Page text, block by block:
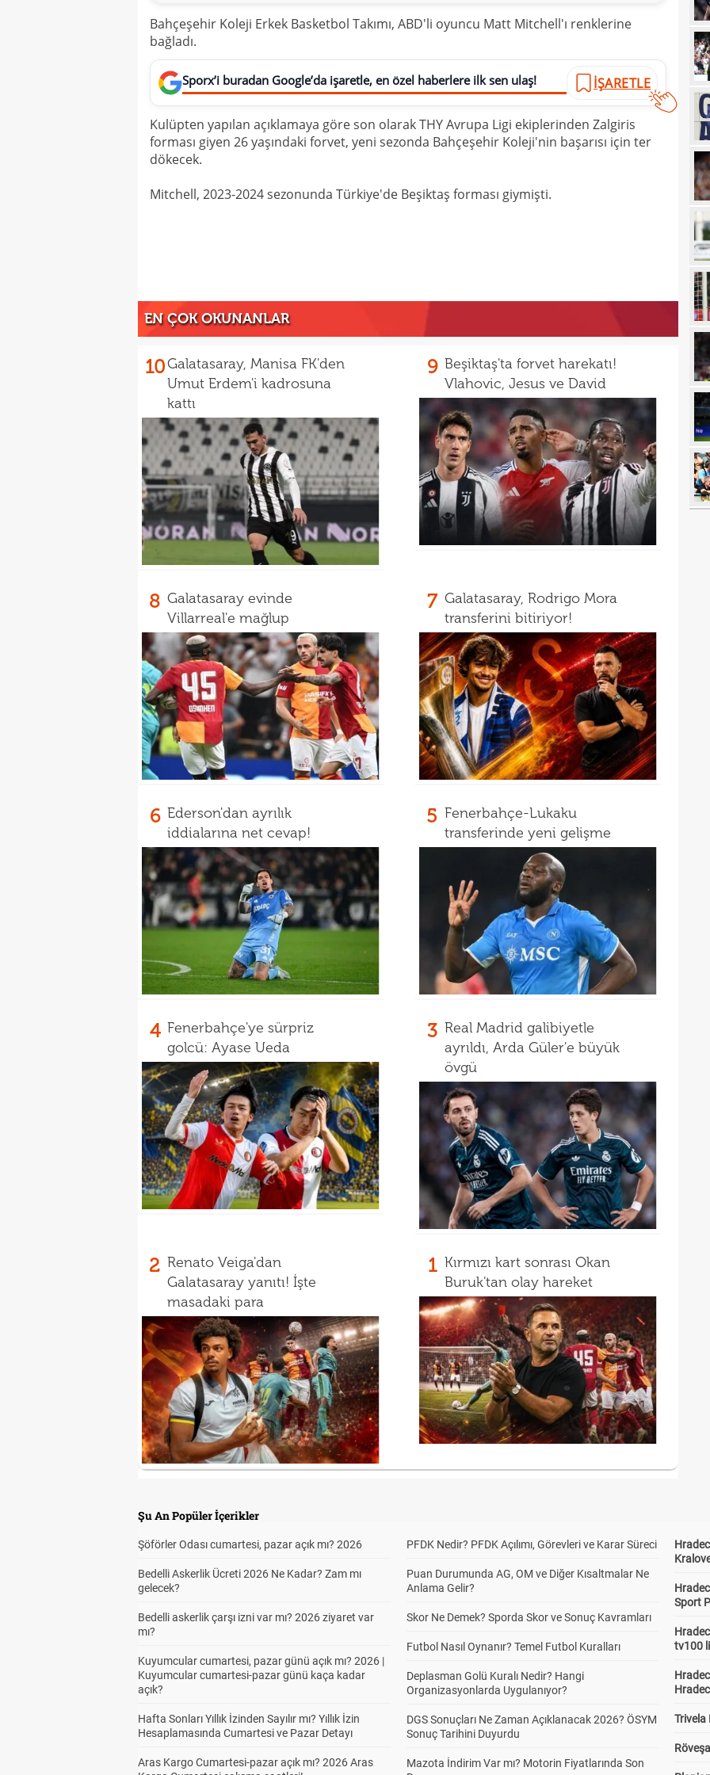
Bahçeşehir Koleji Erkek Basketbol Takımı, ABD'li oyuncu Matt Mitchell'ı renklerine
bağladı.
Sporx’i buradan Google’da işaretle, en özel haberlere ilk sen ulaş! İŞARETLE
Kulüpten yapılan açıklamaya göre son olarak THY Avrupa Ligi ekiplerinden Zalgiris
forması giyen 26 yaşındaki forvet, yeni sezonda Bahçeşehir Koleji'nin başarısı için ter
dökecek.
Mitchell, 2023-2024 sezonunda Türkiye'de Beşiktaş forması giymişti.
EN ÇOK OKUNANLAR
10Galatasaray, Manisa FK'den
Umut Erdem'i kadrosuna
kattı
9 Beşiktaş'ta forvet harekatı!
Vlahovic, Jesus ve David
8 Galatasaray evinde
Villarreal'e mağlup
7 Galatasaray, Rodrigo Mora
transferini bitiriyor!
6 Ederson'dan ayrılık
iddialarına net cevap!
5 Fenerbahçe-Lukaku
transferinde yeni gelişme
4 Fenerbahçe'ye sürpriz
golcü: Ayase Ueda
3 Real Madrid galibiyetle
ayrıldı, Arda Güler'e büyük
övgü
2 Renato Veiga'dan
Galatasaray yanıtı! İşte
masadaki para
1 Kırmızı kart sonrası Okan
Buruk'tan olay hareket
Şu An Popüler İçerikler
Şöförler Odası cumartesi, pazar açık mı? 2026
Bedelli Askerlik Ücreti 2026 Ne Kadar? Zam mı
gelecek?
Bedelli askerlik çarşı izni var mı? 2026 ziyaret var
mı?
Kuyumcular cumartesi, pazar günü açık mı? 2026 |
Kuyumcular cumartesi-pazar günü kaça kadar
açık?
Hafta Sonları Yıllık İzinden Sayılır mı? Yıllık İzin
Hesaplamasında Cumartesi ve Pazar Detayı
Aras Kargo Cumartesi-pazar açık mı? 2026 Aras
PFDK Nedir? PFDK Açılımı, Görevleri ve Karar Süreci
Puan Durumunda AG, OM ve Diğer Kısaltmalar Ne
Anlama Gelir?
Skor Ne Demek? Sporda Skor ve Sonuç Kavramları
Futbol Nasıl Oynanır? Temel Futbol Kuralları
Deplasman Golü Kuralı Nedir? Hangi
Organizasyonlarda Uygulanıyor?
DGS Sonuçları Ne Zaman Açıklanacak 2026? ÖSYM
Sonuç Tarihini Duyurdu
Mazota İndirim Var mı? Motorin Fiyatlarında Son
Sport
tv100
Trivela